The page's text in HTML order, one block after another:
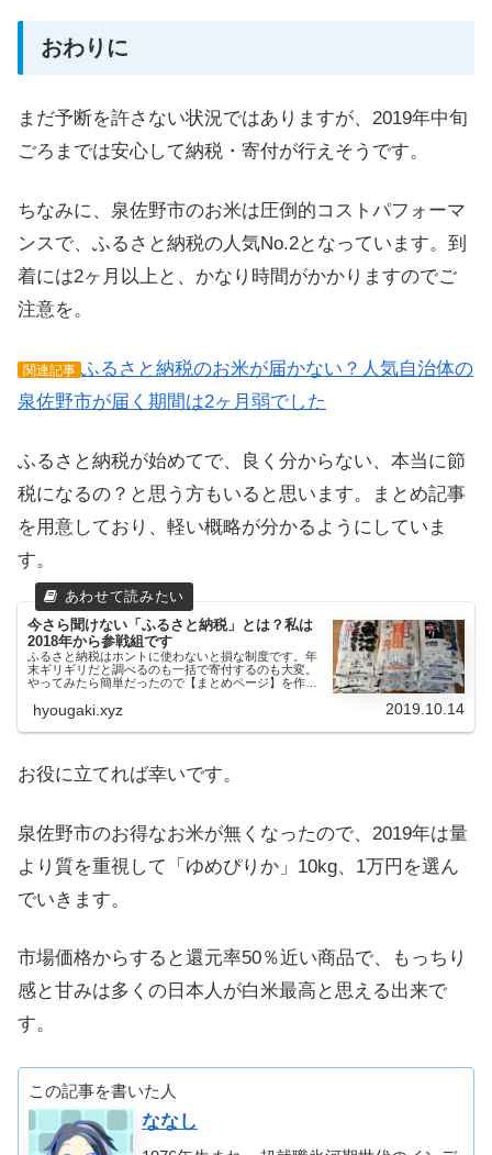
おわりに
まだ予断を許さない状況ではありますが、2019年中旬
ごろまでは安心して納税・寄付が行えそうです。
ちなみに、泉佐野市のお米は圧倒的コストパフォーマ
ンスで、ふるさと納税の人気No.2となっています。到
着には2ヶ月以上と、かなり時間がかかりますのでご
注意を。
関連記事 ふるさと納税のお米が届かない？人気自治体の
泉佐野市が届く期間は2ヶ月弱でした
ふるさと納税が始めてで、良く分からない、本当に節
税になるの？と思う方もいると思います。まとめ記事
を用意しており、軽い概略が分かるようにしていま
す。
今さら聞けない「ふるさと納税」とは？私は
2018年から参戦組です
ふるさと納税はホントに使わないと損な制度です。年
末ギリギリだと調べるのも一括で寄付するのも大変。
やってみたら簡単だったので【まとめページ】を作り
hyougaki.xyz 2019.10.14
お役に立てれば幸いです。
泉佐野市のお得なお米が無くなったので、2019年は量
より質を重視して「ゆめぴりか」10kg、1万円を選ん
でいきます。
市場価格からすると還元率50％近い商品で、もっちり
感と甘みは多くの日本人が白米最高と思える出来で
す。
この記事を書いた人
ななし